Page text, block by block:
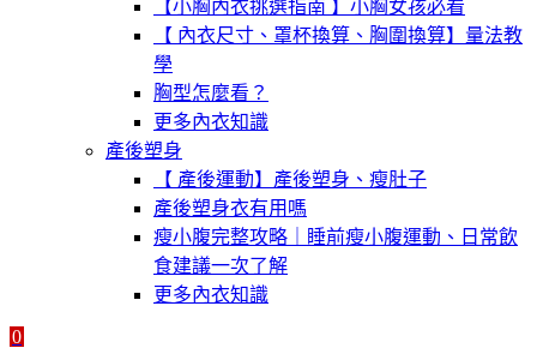
【小胸內衣挑選指南 】小胸女孩必看
【 內衣尺寸、罩杯換算、胸圍換算】量法教
學
胸型怎麼看？
更多內衣知識
產後塑身
【 產後運動】產後塑身、瘦肚子
產後塑身衣有用嗎
瘦小腹完整攻略｜睡前瘦小腹運動、日常飲
食建議一次了解
更多內衣知識
0